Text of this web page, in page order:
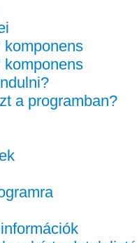
a programban?